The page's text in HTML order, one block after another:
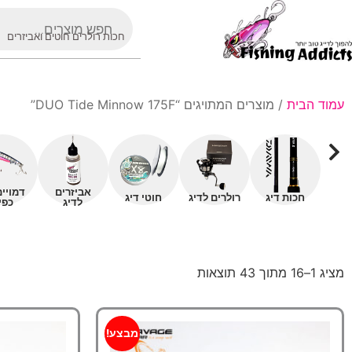
חכות רולרים חוטים ואביזרים
עמוד הבית / מוצרים המתויגים “DUO Tide Minnow 175F”
חכות דיג רולרים לדיג חוטי דיג
אביזרים
לדיג
מציג 1–16 מתוך 43 תוצאות
מבצע!